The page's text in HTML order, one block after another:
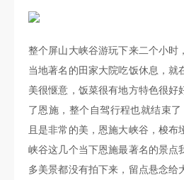
整个屏山大峡谷游玩下来二个小时
当地著名的田家大院吃饭休息，就
美很惬意，饭菜很有地方特色很好
了恩施，整个自驾行程也就结束了
且是非常的美，恩施大峡谷，梭布
峡谷这几个当下恩施最著名的景点
多美景都没有拍下来，留点悬念给